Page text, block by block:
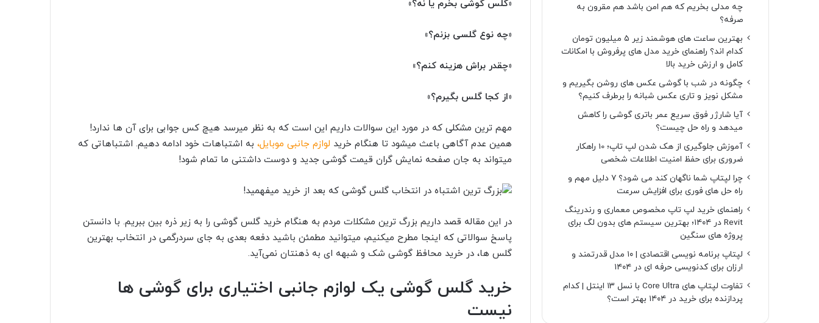
«گلس گوشی بخرم یا نه؟»
«چه نوع گلسی بزنم؟»
«چقدر براش هزینه کنم؟»
«از کجا گلس بگیرم؟»
مهم ترین مشکلی که در مورد این سوالات داریم این است که به نظر میرسد هیچ کس جوابی برای آن ها ندارد!
همین عدم آگاهی باعث میشود تا هنگام خرید لوازم جانبی موبایل، به اشتباهات خود ادامه دهیم. اشتباهاتی که
میتواند به جان صفحه نمایش گران قیمت گوشی جدید و دوست داشتنی ما تمام شود!
در این مقاله قصد داریم بزرگ ترین مشکلات مردم به هنگام خرید گلس گوشی را به زیر ذره بین ببریم. با دانستن
پاسخ سوالاتی که اینجا مطرح میکنیم، میتوانید مطمئن باشید دفعه بعدی به جای سردرگمی در انتخاب بهترین
گلس ها، در خرید محافظ گوشی شک و شبهه ای به ذهنتان نمی‌آید.
خرید گلس گوشی یک لوازم جانبی اختیاری برای گوشی ها
نیست
چه مدلی بخریم که هم امن باشد هم مقرون به
صرفه؟
بهترین ساعت های هوشمند زیر ۵ میلیون تومان
کدام اند؟ راهنمای خرید مدل های پرفروش با امکانات
کامل و ارزش خرید بالا
چگونه در شب با گوشی عکس های روشن بگیریم و
مشکل نویز و تاری عکس شبانه را برطرف کنیم؟
آیا شارژر فوق سریع عمر باتری گوشی را کاهش
میدهد و راه حل چیست؟
آموزش جلوگیری از هک شدن لپ تاپ؛ 10 راهکار
ضروری برای حفظ امنیت اطلاعات شخصی
چرا لپتاپ شما ناگهان کند می شود؟ ۷ دلیل مهم و
راه حل های فوری برای افزایش سرعت
راهنمای خرید لپ تاپ مخصوص معماری و رندرینگ
Revit در ۱۴۰۴؛ بهترین سیستم های بدون لگ برای
پروژه های سنگین
لپتاپ برنامه نویسی اقتصادی | ۱۰ مدل قدرتمند و
ارزان برای کدنویسی حرفه ای در ۱۴۰۴
تفاوت لپتاپ های Core Ultra با نسل ۱۳ اینتل | کدام
پردازنده برای خرید در ۱۴۰۴ بهتر است؟